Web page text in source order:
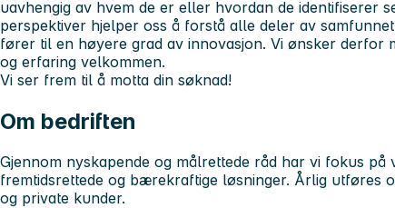
uavhengig av hvem de er eller hvordan de identifiserer
perspektiver hjelper oss å forstå alle deler av
fører til en høyere grad av innovasjon. Vi ønsker derfor
og erfaring velkommen.
Vi ser frem til å motta din søknad!
Om bedriften
Gjennom nyskapende og målrettede råd har vi fokus på
fremtidsrettede og bærekraftige løsninger. Årlig utføres
og private kunder.